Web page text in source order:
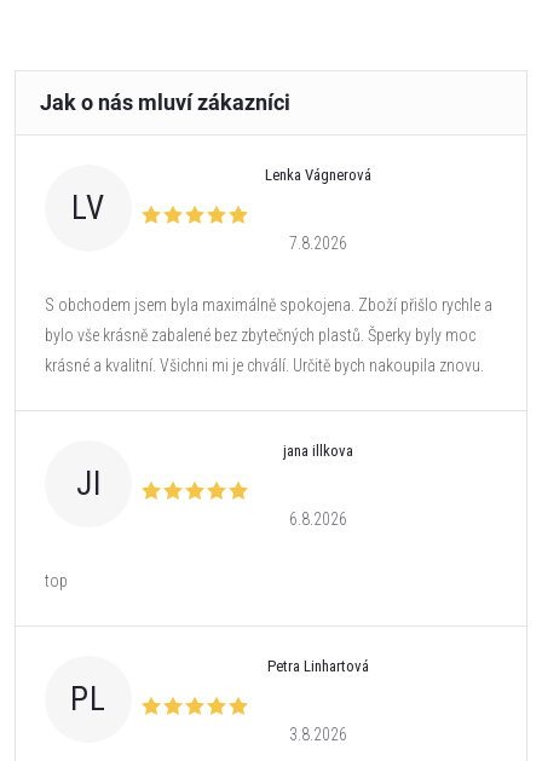
LV
Lenka Vágnerová
7.8.2026
S obchodem jsem byla maximálně spokojena. Zboží přišlo rychle a
bylo vše krásně zabalené bez zbytečných plastů. Šperky byly moc
krásné a kvalitní. Všichni mi je chválí. Určitě bych nakoupila znovu.
JI
jana illkova
6.8.2026
top
PL
Petra Linhartová
3.8.2026